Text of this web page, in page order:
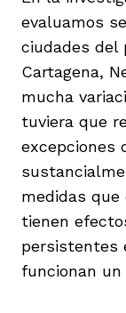
evaluamos
ciudades del
Cartagena,
mucha
tuviera que
excepciones
medidas
tienen
persistentes
funcionan un